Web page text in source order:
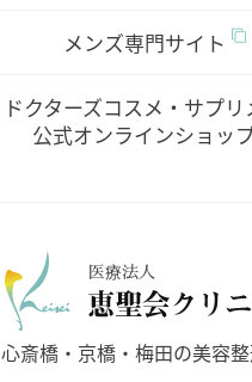
メンズ専門サイト
ドクターズコスメ・サプリ
公式オンラインショッ
医療法人
心斎橋・京橋・梅田の美容